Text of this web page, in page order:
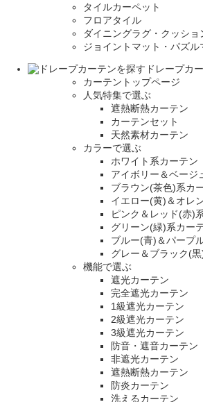
タイルカーペット
フロアタイル
ダイニングラグ・クッショ
ジョイントマット・パズル
ドレープカ
カーテントップページ
人気特集で選ぶ
遮熱断熱カーテン
カーテンセット
天然素材カーテン
カラーで選ぶ
ホワイト系カーテン
アイボリー＆ベージ
ブラウン(茶色)系カ
イエロー(黄)＆オレ
ピンク＆レッド(赤)
グリーン(緑)系カー
ブルー(青)＆パープ
グレー＆ブラック(
機能で選ぶ
遮光カーテン
完全遮光カーテン
1級遮光カーテン
2級遮光カーテン
3級遮光カーテン
防音・遮音カーテン
非遮光カーテン
遮熱断熱カーテン
防炎カーテン
洗えるカーテン